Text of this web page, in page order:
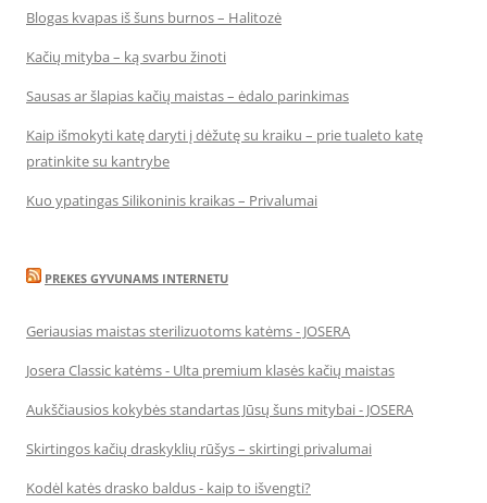
Blogas kvapas iš šuns burnos – Halitozė
Kačių mityba – ką svarbu žinoti
Sausas ar šlapias kačių maistas – ėdalo parinkimas
Kaip išmokyti katę daryti į dėžutę su kraiku – prie tualeto katę
pratinkite su kantrybe
Kuo ypatingas Silikoninis kraikas – Privalumai
PREKES GYVUNAMS INTERNETU
Geriausias maistas sterilizuotoms katėms - JOSERA
Josera Classic katėms - Ulta premium klasės kačių maistas
Aukščiausios kokybės standartas Jūsų šuns mitybai - JOSERA
Skirtingos kačių draskyklių rūšys – skirtingi privalumai
Kodėl katės drasko baldus - kaip to išvengti?